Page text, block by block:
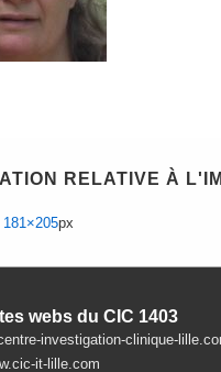
RELATIVE À
181×205px
webs du CIC 1403
investigation-clinique-
it-lille.com